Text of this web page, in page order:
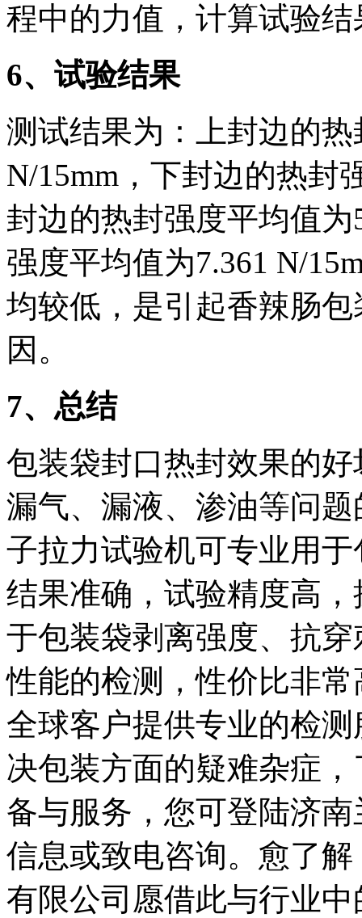
程中的力值，计算试验结
6、试验结果
测试结果为：上封边的
N/15mm，下封边的热封
封边的热封强度平均值
强度平均值为7.361 N/
均较低，是引起香辣肠
因。
7、总结
包装袋封口热封效果的
漏气、漏液、渗油等问
子拉力试验机可专业用
结果准确，试验精度高
于包装袋剥离强度、抗
性能的检测，性价比非
全球客户提供专业的检
决包装方面的疑难杂症
备与服务，您可登陆济
信息或致电咨询。愈了
有限公司愿借此与行业